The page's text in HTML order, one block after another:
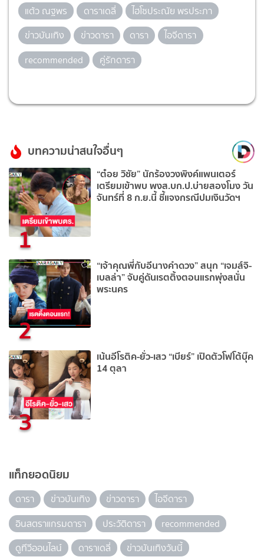
แต้ว ณฐพร ดาราเดลี่
ไฮโซประณัย พรประภา
ข่าวบันเทิง
ข่าวดารา ดารา
ไอจีดารา
recommended
คู่รักดารา
บทความน่าสนใจอื่นๆ
1
“ต๋อย วิชัย” นักร้องวงพิงค์แพนเตอร์
เตรียมเข้าพบ พงส.บก.ป.บ่ายสองโมง วัน
จันทร์ที่ 8 ก.ย.นี้ ชี้แจงกรณีปมเงินวัดฯ
2
“เจ้าคุณพี่กับอีนางคำดวง” สนุก “เจมส์จิ-
เบลล่า” จับคู่ดันเรตติ้งตอนแรกพุ่งสนั่น
พระนคร
3
เน้นอีโรติค-ยั่ว-เสว “เบียร์” เปิดตัวโฟโต้บุ๊ค
14 ตุลา
แท็กยอดนิยม
ดารา ข่าวบันเทิง ข่าวดารา
ไอจีดารา
อินสตราแกรมดารา
ประวัติดารา
recommended
ดูทีวีออนไลน์
ดาราเดลี่ ข่าวบันเทิงวันนี้